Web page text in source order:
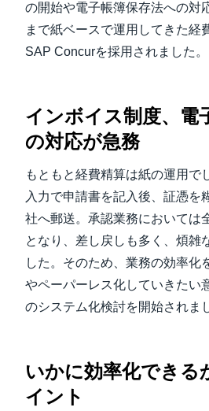
の開始や電子帳簿保存法への対
まで紙ベースで運用してきた経
SAP Concurを採用されました。
インボイス制度、電
の対応が急務
もともと経費精算は紙の運用で
入力で申請書を記入後、証憑を
社へ郵送。承認業務においては
となり、差し戻しも多く、煩雑
した。そのため、業務の効率化
やペーパーレス化していきたい
のシステム化検討を開始されま
いかに効率化できる
イント